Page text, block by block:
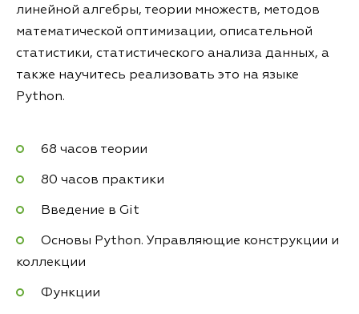
линейной алгебры, теории множеств, методов
математической оптимизации, описательной
статистики, статистического анализа данных, а
также научитесь реализовать это на языке
Python.
68 часов теории
80 часов практики
Введение в Git
Основы Python. Управляющие конструкции и
коллекции
Функции